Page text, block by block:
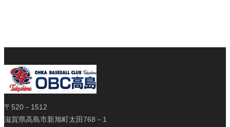
〒520－1512
滋賀県高島市新旭町太田768－1